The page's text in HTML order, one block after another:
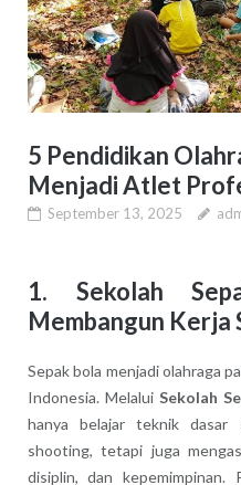
5 Pendidikan
Menjadi Atlet
September 13, 2025
1. Sekolah
Membangun Kerja
Sepak bola menjadi olahraga
Indonesia. Melalui Sekolah
hanya belajar teknik dasar
shooting, tetapi juga
disiplin, dan kepemimpinan.